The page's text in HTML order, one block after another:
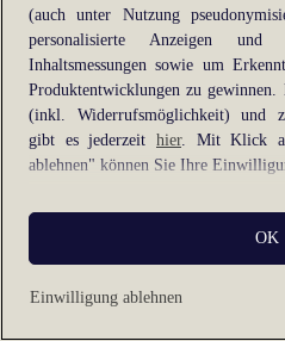
(auch unter Nutzung
personalisierte Anzeigen
Inhaltsmessungen sowie um
Produktentwicklungen zu
(inkl. Widerrufsmöglichkeit) und
gibt es jederzeit hier. Mit Klick
ablehnen" können Sie Ihre
Sie können Ihre Einwilligung auch
für die Zukunft widerrufen,
"Cookie-Einstellungen" im
ablehnen" klicken.
Einwilligung ablehnen
OK